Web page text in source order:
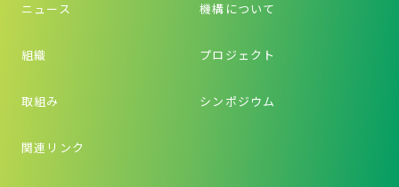
ニュース 機構について
組織 プロジェクト
取組み シンポジウム
関連リンク